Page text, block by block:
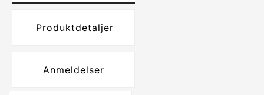
Produktdetaljer
Anmeldelser